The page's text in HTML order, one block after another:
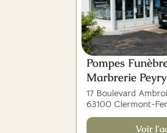
Pompes
Marbrerie Peyry
17 Boulevard
63100 Clermont-
Voir